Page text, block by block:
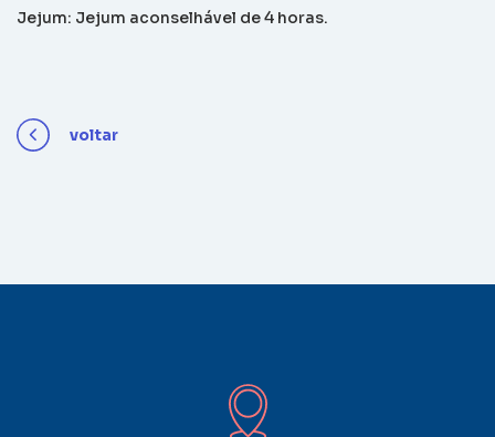
Jejum: Jejum aconselhável de 4 horas.
voltar